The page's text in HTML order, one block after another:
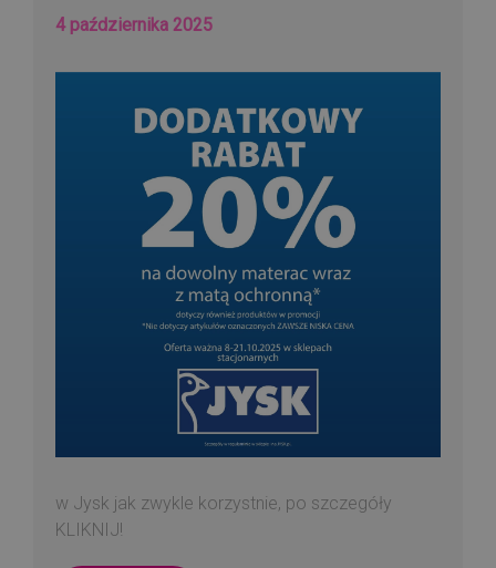
4 października 2025
w Jysk jak zwykle korzystnie, po szczegóły
KLIKNIJ!